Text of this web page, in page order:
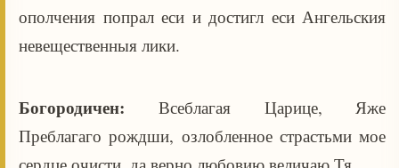
ополчения попрал еси и достигл еси Ангельския
невещественныя лики.
Богородичен:Всеблагая Царице, Яже
Преблагаго рождши, озлобленное страстьми мое